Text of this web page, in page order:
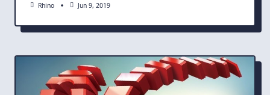
Rhino Jun 9, 2019